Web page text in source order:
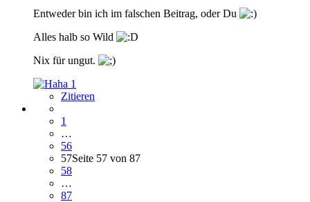
Entweder bin ich im falschen Beitrag, oder Du
Alles halb so Wild
Nix für ungut.
1
Zitieren
1
…
56
57Seite 57 von 87
58
…
87